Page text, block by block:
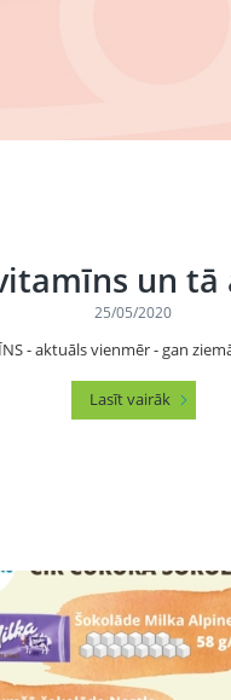
un tā
25/05/2020
- aktuāls vienmēr - gan
Lasīt vairāk